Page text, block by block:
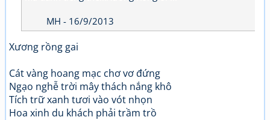
MH - 16/9/2013
Xương rồng gai
Cát vàng hoang mạc chơ vơ đứng
Ngạo nghễ trời mây thách nắng khô
Tích trữ xanh tươi vào vót nhọn
Hoa xinh du khách phải trầm trồ